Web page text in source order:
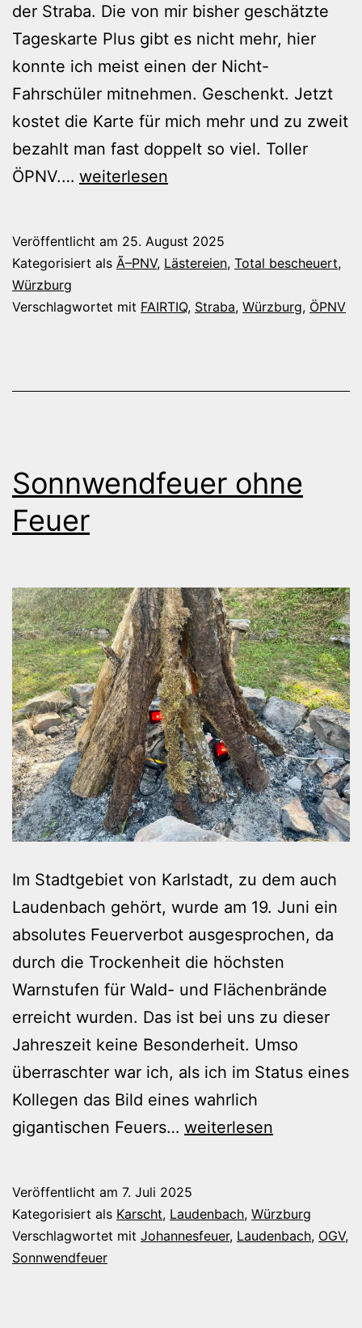
der Straba. Die von mir bisher geschätzte
Tageskarte Plus gibt es nicht mehr, hier
konnte ich meist einen der Nicht-
Fahrschüler mitnehmen. Geschenkt. Jetzt
kostet die Karte für mich mehr und zu zweit
bezahlt man fast doppelt so viel. Toller
ÖPNV.… Wenn
Mixer
wischt
weiterlesen
Veröffentlicht am 25. August 2025
Kategorisiert als Ã–PNV, Lästereien, Total bescheuert,
Würzburg
Verschlagwortet mit FAIRTIQ, Straba, Würzburg, ÖPNV
Sonnwendfeuer ohne
Feuer
Im Stadtgebiet von Karlstadt, zu dem auch
Laudenbach gehört, wurde am 19. Juni ein
absolutes Feuerverbot ausgesprochen, da
durch die Trockenheit die höchsten
Warnstufen für Wald- und Flächenbrände
erreicht wurden. Das ist bei uns zu dieser
Jahreszeit keine Besonderheit. Umso
überraschter war ich, als ich im Status eines
Kollegen das Bild eines wahrlich
gigantischen Feuers… Sonnwendfeuer
weiterlesen
Veröffentlicht am 7. Juli 2025
Kategorisiert als Karscht, Laudenbach, Würzburg
Verschlagwortet mit Johannesfeuer, Laudenbach, OGV,
Sonnwendfeuer